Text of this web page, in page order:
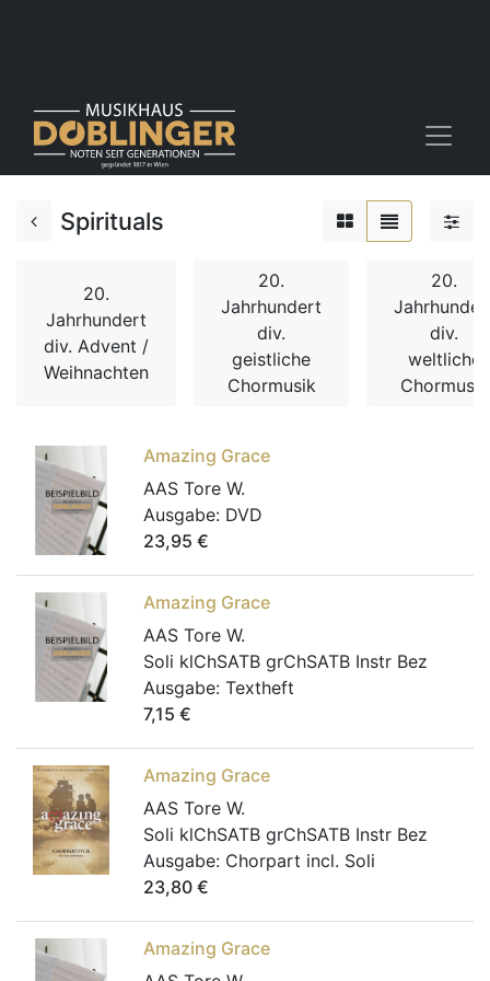
Spirituals
20.
Jahrhundert
div. Advent /
Weihnachten
20.
Jahrhundert
div.
geistliche
Chormusik
20.
div.
weltliche
Chormusik
Amazing Grace
AAS Tore W.
Ausgabe: DVD
23,95 €
Amazing Grace
AAS Tore W.
Soli klChSATB grChSATB Instr Bez
Ausgabe: Textheft
7,15 €
Amazing Grace
AAS Tore W.
Soli klChSATB grChSATB Instr Bez
Ausgabe: Chorpart incl. Soli
23,80 €
Amazing Grace